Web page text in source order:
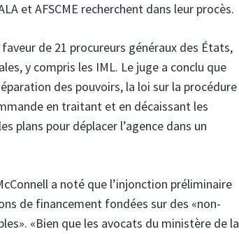
et AFSCME recherchent dans leur procès.
faveur de 21 procureurs généraux des États,
y compris les IML. Le juge a conclu que
des pouvoirs, la loi sur la procédure
en traitant et en décaissant les
plans pour déplacer l’agence dans un
a noté que l’injonction préliminaire
de financement fondées sur des «non-
«Bien que les avocats du ministère de la